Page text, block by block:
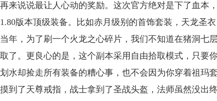
再来说说最让人心动的奖励。这次官方绝对是下了血本
1.80版本顶级装备。比如赤月级别的首饰套装，天龙
当年，为了刷一个火龙之心碎片，我们不知道在猪洞七
取了。更良心的是，这个副本采用自由拾取模式，只要
划水却捡走所有装备的糟心事，也不会因为你穿着祖玛
摸到了天尊戒指，战士拿到了圣战头盔，法师虽然没出